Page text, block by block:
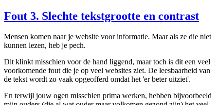
Fout 3. Slechte tekstgrootte en contrast
Mensen komen naar je website voor informatie. Maar als ze die niet
kunnen lezen, heb je pech.
Dit klinkt misschien voor de hand liggend, maar toch is dit een veel
voorkomende fout die je op veel websites ziet. De leesbaarheid van
de tekst wordt zo vaak opgeofferd omdat het 'er beter uitziet'.
En terwijl jouw ogen misschien prima werken, hebben bijvoorbeeld